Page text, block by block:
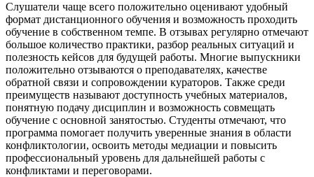
Слушатели чаще всего положительно оценивают удобный
формат дистанционного обучения и возможность проходить
обучение в собственном темпе. В отзывах регулярно отмечают
большое количество практики, разбор реальных ситуаций и
полезность кейсов для будущей работы. Многие выпускники
положительно отзываются о преподавателях, качестве
обратной связи и сопровождении кураторов. Также среди
преимуществ называют доступность учебных материалов,
понятную подачу дисциплин и возможность совмещать
обучение с основной занятостью. Студенты отмечают, что
программа помогает получить уверенные знания в области
конфликтологии, освоить методы медиации и повысить
профессиональный уровень для дальнейшей работы с
конфликтами и переговорами.